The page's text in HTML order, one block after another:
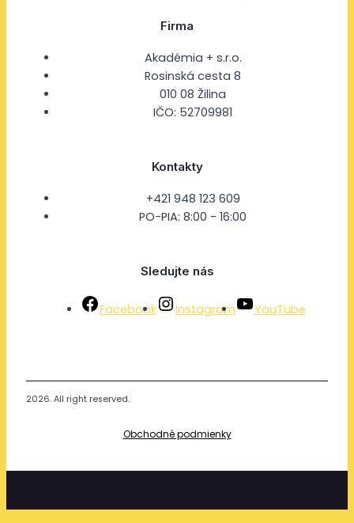
Firma
Akadémia + s.r.o.
Rosinská cesta 8
010 08 Žilina
IČO: 52709981
Kontakty
+421 948 123 609
PO-PIA: 8:00 - 16:00
Sledujte nás
Facebook Instagram YouTube
2026. All right reserved.
Obchodné podmienky